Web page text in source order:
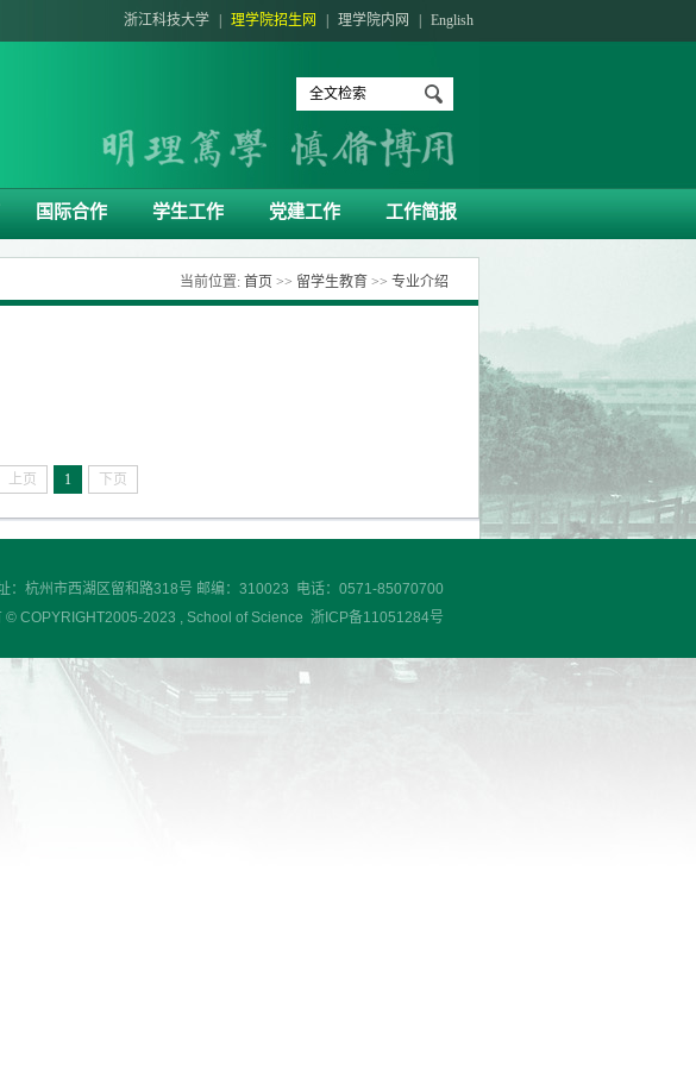
浙江科技大学 理学院招生网 理学院内网 English
国际合作 学生工作 党建工作 工作简报
当前位置: 首页 >> 留学生教育 >> 专业介绍
上页 1 下页
：杭州市西湖区留和路318号 邮编：310023 电话：0571-85070700
© COPYRIGHT2005-2023 , School of Science 浙ICP备11051284号